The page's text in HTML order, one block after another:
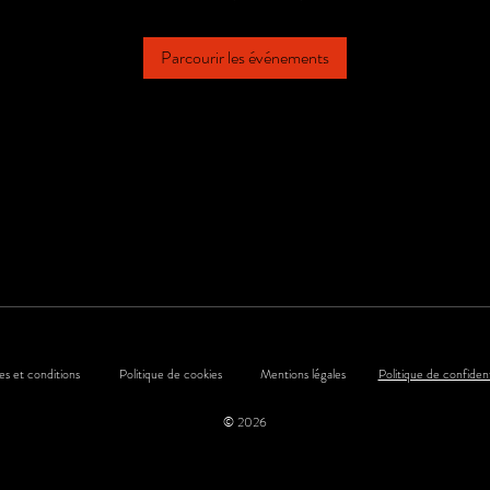
Parcourir les événements
et conditions Politique de cookies Mentions légales Politique de
© 2026